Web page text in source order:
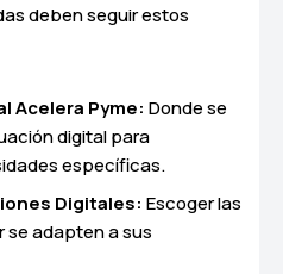
deben seguir estos
Acelera Pyme: Donde se
digital para
específicas.
Digitales: Escoger las
se adapten a sus